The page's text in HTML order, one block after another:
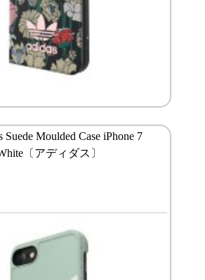
Suede Moulded Case iPhone 7
〔アディダス〕